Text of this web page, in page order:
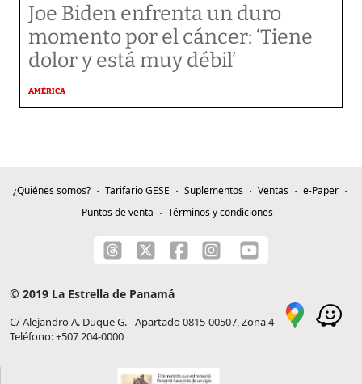
Joe Biden enfrenta un duro
momento por el cáncer: ‘Tiene
dolor y está muy débil’
AMÉRICA
¿Quiénes somos? Tarifario GESE Suplementos Ventas
e-Paper
Puntos de venta
Términos y condiciones
© 2019 La Estrella de Panamá
C/ Alejandro A. Duque G. - Apartado 0815-00507, Zona 4
Teléfono: +507 204-0000